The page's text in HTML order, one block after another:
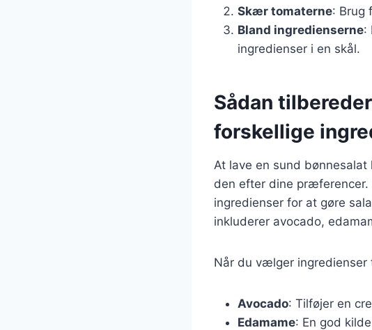
Skær tomaterne: Brug
Bland ingredienserne:
ingredienser i en skål.
Sådan
forskellige
At lave en sund
den efter dine
ingredienser for at gøre
inkluderer avocado,
Når du vælger ingredienser
Avocado: Tilføjer en
Edamame: En god